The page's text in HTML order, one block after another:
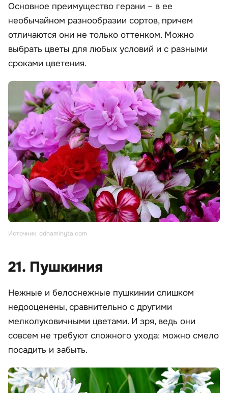
Основное преимущество герани – в ее
необычайном разнообразии сортов, причем
отличаются они не только оттенком. Можно
выбрать цветы для любых условий и с разными
сроками цветения.
Источник: odnaminyta.com
21. Пушкиния
Нежные и белоснежные пушкинии слишком
недооценены, сравнительно с другими
мелколуковичными цветами. И зря, ведь они
совсем не требуют сложного ухода: можно смело
посадить и забыть.